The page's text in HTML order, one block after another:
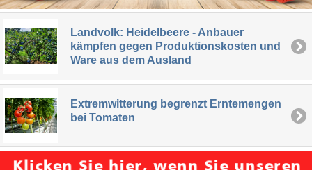
Landvolk: Heidelbeere - Anbauer
kämpfen gegen Produktionskosten und
Ware aus dem Ausland
Extremwitterung begrenzt Erntemengen
bei Tomaten